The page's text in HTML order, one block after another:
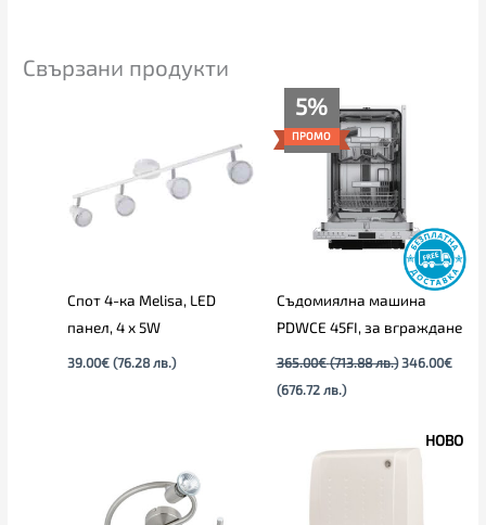
Свързани продукти
Спот 4-ка Melisa, LED
панел, 4 х 5W
39.00€ (76.28 лв.)
5%
ПРОМО
Съдомиялна машина
PDWCE 45FI, за вграждане
365.00€ (713.88 лв.)
price
365.00€
(713.88
лв.).
346.00€
(676.72 лв.)
цена
е:
346.00€
(676.72
лв.).
НОВО